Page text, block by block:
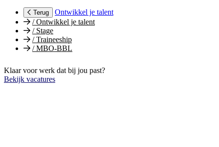
Terug
Ontwikkel je talent
/Ontwikkel je talent
/Stage
/Traineeship
/MBO-BBL
Klaar voor werk dat bij jou past?
Bekijk vacatures